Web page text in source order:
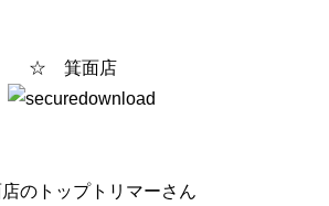
☆ 箕面店
のトップトリマーさん